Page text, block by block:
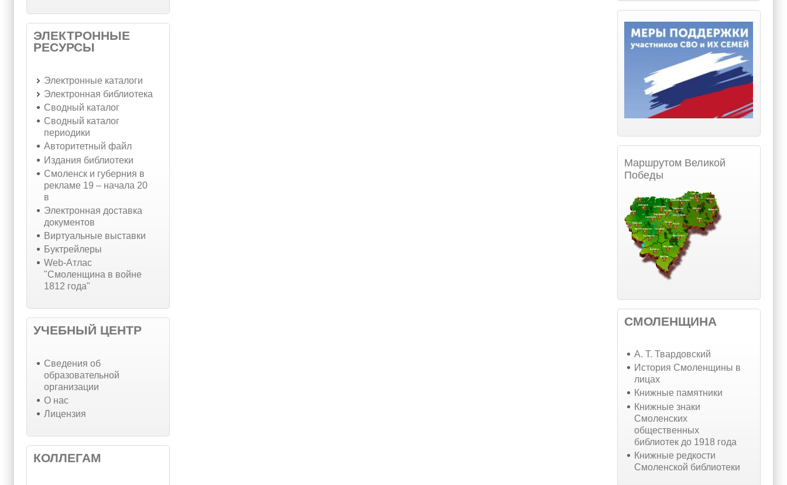
ЭЛЕКТРОННЫЕ
РЕСУРСЫ
Электронные каталоги
Электронная библиотека
Сводный каталог
Сводный каталог
периодики
Авторитетный файл
Издания библиотеки
Смоленск и губерния в
рекламе 19 – начала 20
в
Электронная доставка
документов
Виртуальные выставки
Буктрейлеры
Web-Атлас
"Смоленщина в войне
1812 года"
УЧЕБНЫЙ ЦЕНТР
Cведения об
образовательной
организации
О нас
Лицензия
КОЛЛЕГАМ
Маршрутом Великой
Победы
СМОЛЕНЩИНА
А. Т. Твардовский
История Смоленщины в
лицах
Книжные памятники
Книжные знаки
Смоленских
общественных
библиотек до 1918 года
Книжные редкости
Смоленской библиотеки